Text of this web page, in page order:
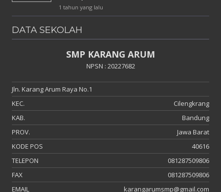
1 tahun yang lalu
DATA SEKOLAH
SMP KARANG ARUM
NPSN : 20227682
Jln. Karang Arum Raya No.1
KEC.
Cilengkrang
KAB.
Bandung
PROV.
Jawa Barat
KODE POS
40616
TELEPON
081287509806
FAX
081287509806
EMAIL
karangarumsmp@gmail.com